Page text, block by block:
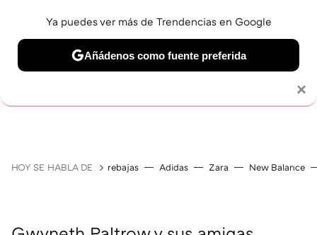
HOY SE HABLA DE rebajas Adidas Zara New Balance
×
Ya puedes ver más de Trendencias en Google
Añádenos como fuente preferida